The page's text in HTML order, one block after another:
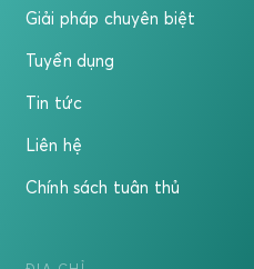
Giải pháp chuyên biệt
Tuyển dụng
Tin tức
Liên hệ
Chính sách tuân thủ